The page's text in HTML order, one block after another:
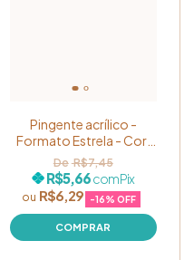
Pingente acrílico -
Formato Estrela - Cor:
Amarelo Bebê GLITTER
Candy Color - Pacote
com 05 unidades
R$6,29 -16% OFF
R$7,45
R$5,66comPix